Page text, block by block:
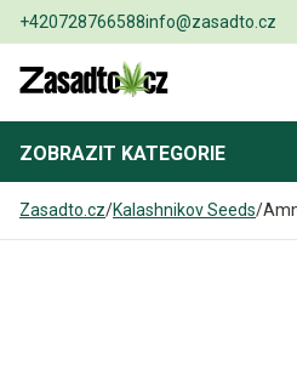
+420728766588info@zasadto.cz
ZOBRAZIT KATEGORIE
Zasadto.cz/Kalashnikov Seeds/